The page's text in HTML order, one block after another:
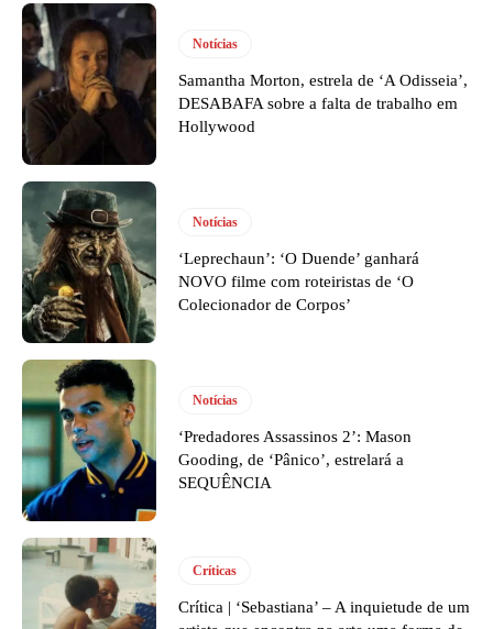
Notícias
Samantha Morton, estrela de ‘A Odisseia’,
DESABAFA sobre a falta de trabalho em
Hollywood
Notícias
‘Leprechaun’: ‘O Duende’ ganhará
NOVO filme com roteiristas de ‘O
Colecionador de Corpos’
Notícias
‘Predadores Assassinos 2’: Mason
Gooding, de ‘Pânico’, estrelará a
SEQUÊNCIA
Críticas
Crítica | ‘Sebastiana’ – A inquietude de um